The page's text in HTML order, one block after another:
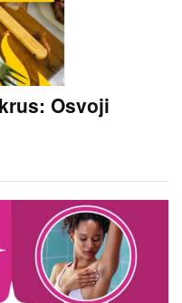
Osvoji